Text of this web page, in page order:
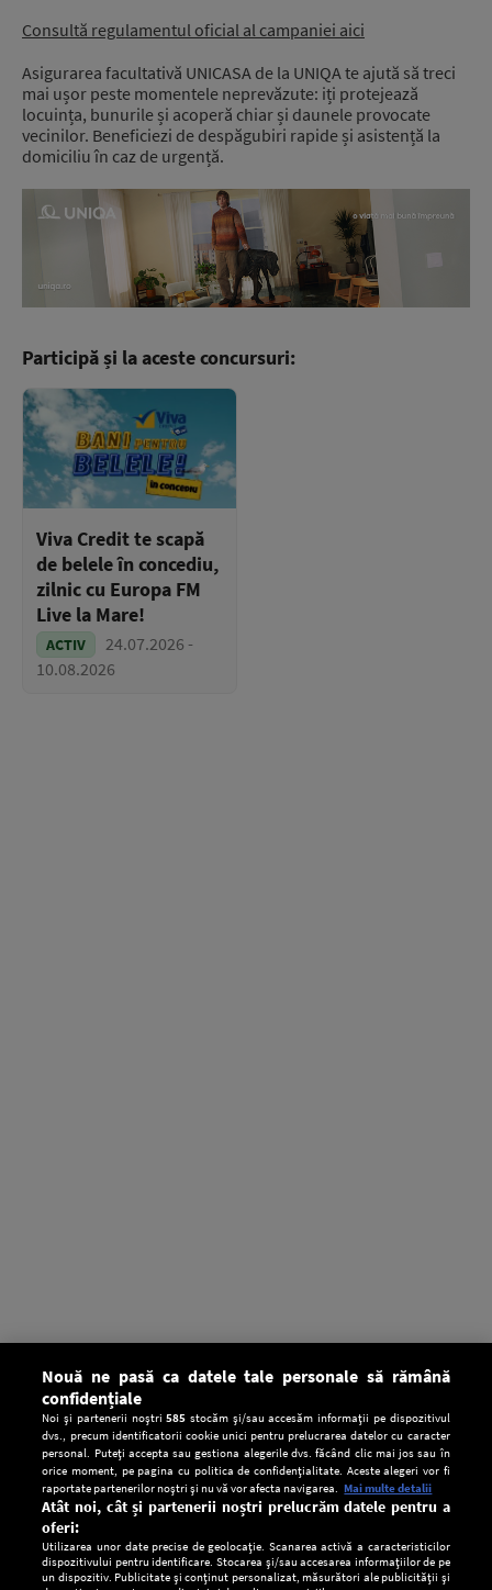
Consultă regulamentul oficial al campaniei aici
Asigurarea facultativă UNICASA de la UNIQA te ajută să treci
mai ușor peste momentele neprevăzute: iți protejează
locuința, bunurile și acoperă chiar și daunele provocate
vecinilor. Beneficiezi de despăgubiri rapide și asistență la
domiciliu în caz de urgență.
Participă și la aceste concursuri:
Viva Credit te scapă
de belele în concediu,
zilnic cu Europa FM
Live la Mare!
ACTIV
24.07.2026 -
10.08.2026
Nouă ne pasă ca datele tale personale să rămână
confidențiale
Noi și partenerii noștri585 stocăm și/sau accesăm informații pe dispozitivul
dvs., precum identificatorii cookie unici pentru prelucrarea datelor cu caracter
personal. Puteți accepta sau gestiona alegerile dvs. făcând clic mai jos sau în
orice moment, pe pagina cu politica de confidențialitate. Aceste alegeri vor fi
raportate partenerilor noștri și nu vă vor afecta navigarea. Mai multe detalii
Atât noi, cât și partenerii noștri prelucrăm datele pentru a
oferi:
Utilizarea unor date precise de geolocație. Scanarea activă a caracteristicilor
dispozitivului pentru identificare. Stocarea și/sau accesarea informațiilor de pe
un dispozitiv. Publicitate și conținut personalizat, măsurători ale publicității și